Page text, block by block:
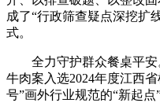
成了“行政筛查疑点深挖扩
式。
全力守护群众餐桌平安
牛肉案入选2024年度江西
号”画外行业规范的“新起